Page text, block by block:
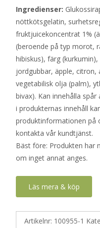
Ingredienser:
nöttkötsgelatin,
fruktjuicekoncentrat 1%
(beroende på typ morot,
hibiskus), färg
jordgubbar, äpple, citron,
vegetabilisk olja (palm),
bivax). Kan innehålla
i produkternas innehåll
produktinformationen på
kontakta vår kundtjänst.
Bäst före: Produkten har
om inget annat anges.
Läs mera & köp
Artikelnr: 100955-1